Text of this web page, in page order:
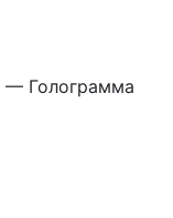
— Голограмма